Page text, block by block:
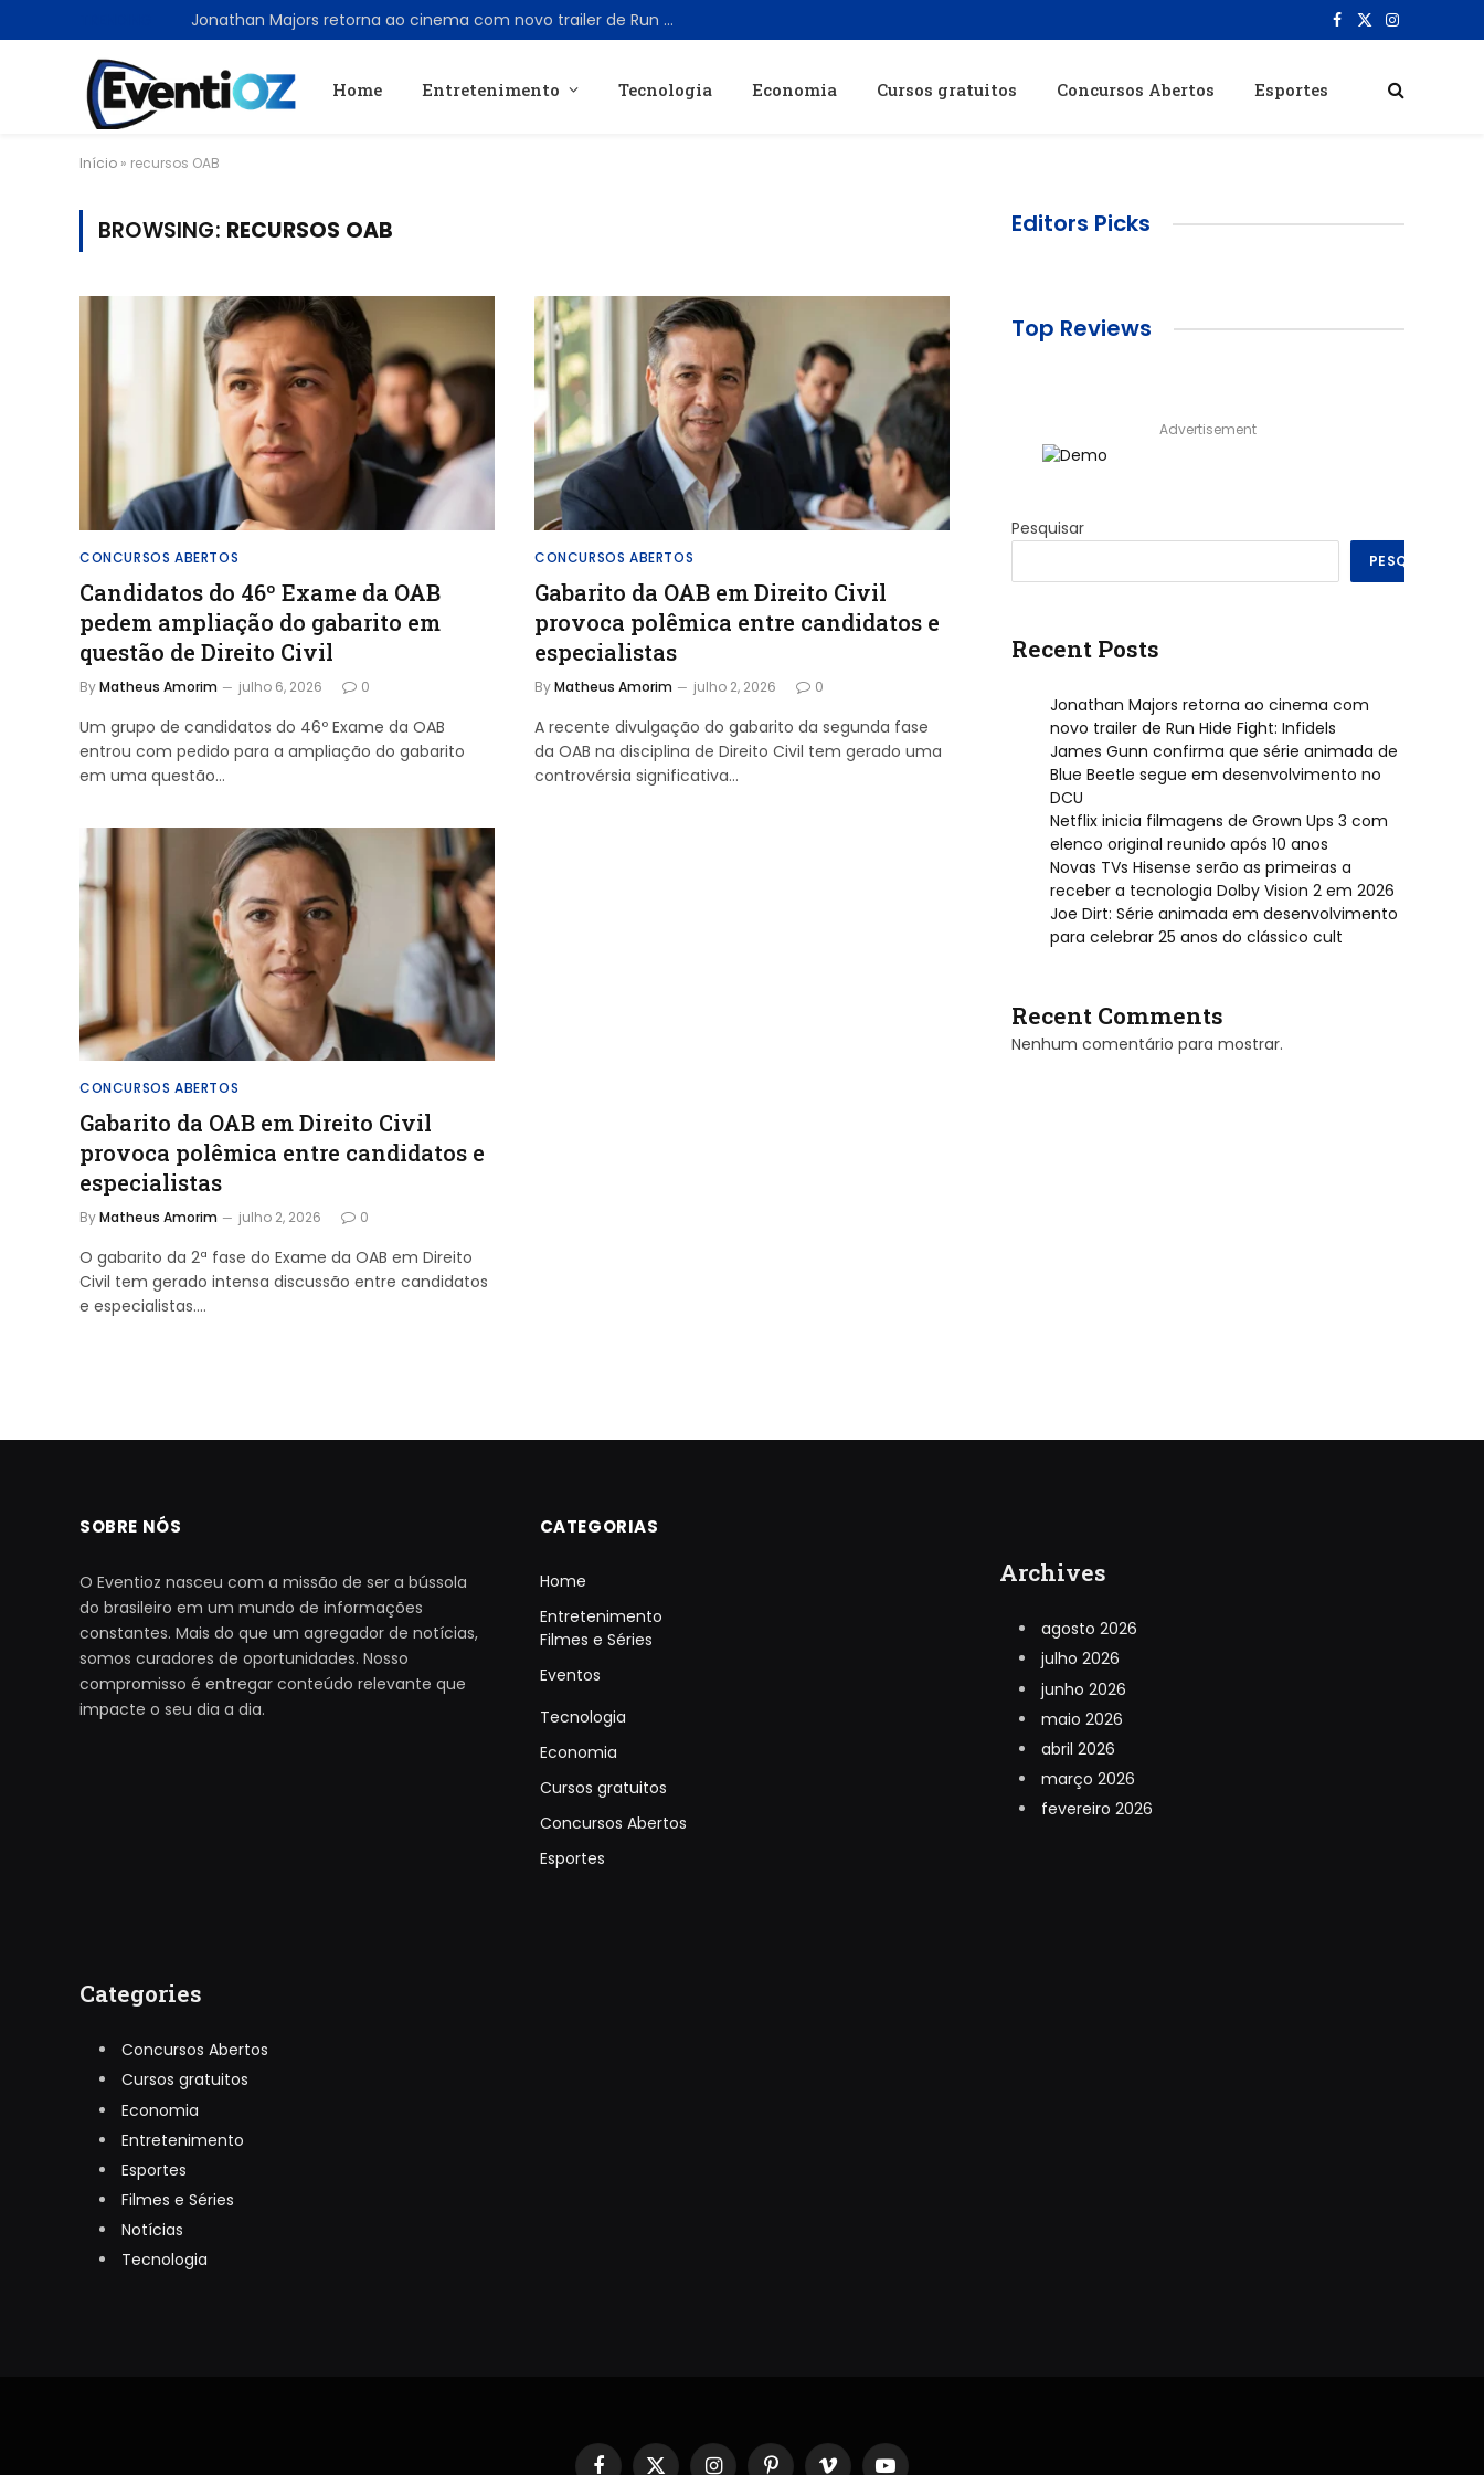
Jonathan Majors retorna ao cinema com novo trailer de Run Hide Fight: Infidels Facebook
X
Instagram
Home Entretenimento Tecnologia Economia Cursos gratuitos Concursos Abertos Esportes
Início » recursos OAB
BROWSING: RECURSOS OAB
CONCURSOS ABERTOS
Candidatos do 46º Exame da OAB
pedem ampliação do gabarito em
questão de Direito Civil
ByMatheus Amorim julho 6, 2026 0
Um grupo de candidatos do 46º Exame da OAB
entrou com pedido para a ampliação do gabarito
em uma questão…
CONCURSOS ABERTOS
Gabarito da OAB em Direito Civil
provoca polêmica entre candidatos e
especialistas
ByMatheus Amorim julho 2, 2026 0
A recente divulgação do gabarito da segunda fase
da OAB na disciplina de Direito Civil tem gerado uma
controvérsia significativa…
CONCURSOS ABERTOS
Gabarito da OAB em Direito Civil
provoca polêmica entre candidatos e
especialistas
ByMatheus Amorim julho 2, 2026 0
O gabarito da 2ª fase do Exame da OAB em Direito
Civil tem gerado intensa discussão entre candidatos
e especialistas.…
Editors Picks
Top Reviews
Advertisement
Pesquisar
PESQUISAR
Recent Posts
Jonathan Majors retorna ao cinema com
novo trailer de Run Hide Fight: Infidels
James Gunn confirma que série animada de
Blue Beetle segue em desenvolvimento no
DCU
Netflix inicia filmagens de Grown Ups 3 com
elenco original reunido após 10 anos
Novas TVs Hisense serão as primeiras a
receber a tecnologia Dolby Vision 2 em 2026
Joe Dirt: Série animada em desenvolvimento
para celebrar 25 anos do clássico cult
Recent Comments
Nenhum comentário para mostrar.
SOBRE NÓS
O Eventioz nasceu com a missão de ser a bússola
do brasileiro em um mundo de informações
constantes. Mais do que um agregador de notícias,
somos curadores de oportunidades. Nosso
compromisso é entregar conteúdo relevante que
impacte o seu dia a dia.
CATEGORIAS
Home
Entretenimento
Filmes e Séries
Eventos
Tecnologia
Economia
Cursos gratuitos
Concursos Abertos
Esportes
Archives
agosto 2026
julho 2026
junho 2026
maio 2026
abril 2026
março 2026
fevereiro 2026
Categories
Concursos Abertos
Cursos gratuitos
Economia
Entretenimento
Esportes
Filmes e Séries
Notícias
Tecnologia